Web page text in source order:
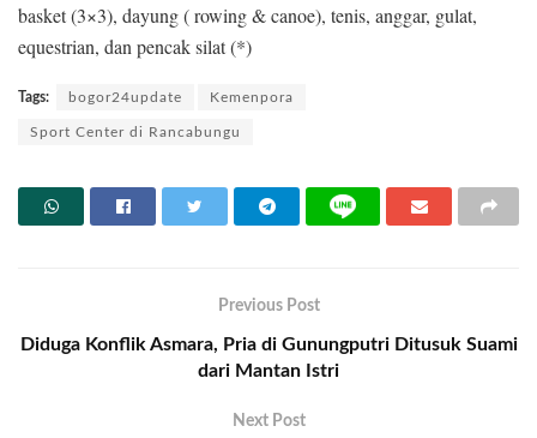
basket (3×3), dayung ( rowing & canoe), tenis, anggar, gulat,
equestrian, dan pencak silat (*)
Tags: bogor24update Kemenpora
Sport Center di Rancabungu
Previous Post
Diduga Konflik Asmara, Pria di Gunungputri Ditusuk Suami
dari Mantan Istri
Next Post